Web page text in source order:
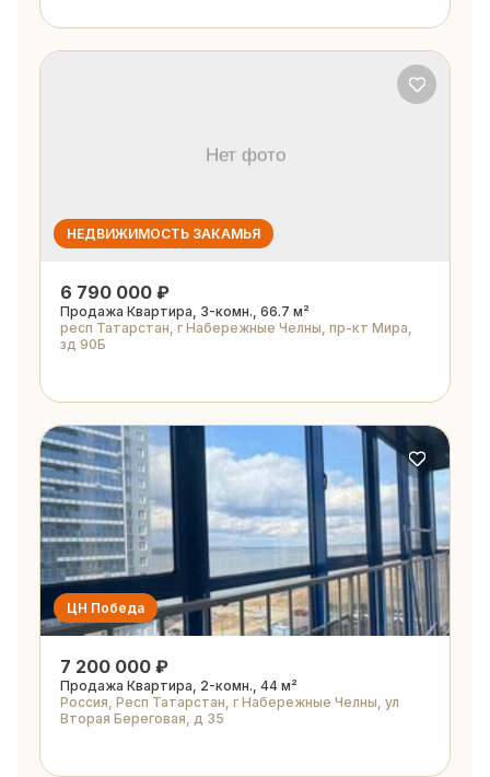
НЕДВИЖИМОСТЬ ЗАКАМЬЯ
6 790 000 ₽
Продажа Квартира, 3-комн., 66.7 м²
респ Татарстан, г Набережные Челны, пр-кт Мира,
зд 90Б
ЦН Победа
7 200 000 ₽
Продажа Квартира, 2-комн., 44 м²
Россия, Респ Татарстан, г Набережные Челны, ул
Вторая Береговая, д 35